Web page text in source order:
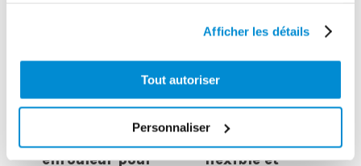
Afficher les détails
Tout autoriser
Personnaliser
Chariot 3 roues
enrouleur pour
Poignée de
graissage 1/4″
flexible et